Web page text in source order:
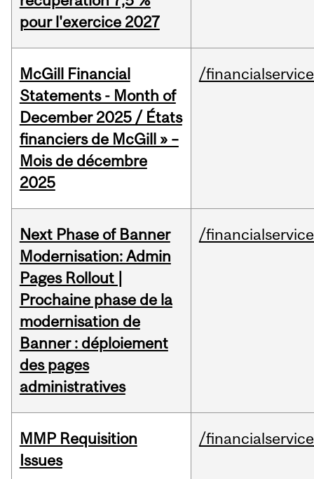
pour l'exercice 2027
McGill Financial
Statements - Month of
December 2025 / États
financiers de McGill » –
Mois de décembre
2025
/
Next Phase of Banner
Modernisation: Admin
Pages Rollout |
Prochaine phase de la
modernisation de
Banner : déploiement
des pages
administratives
/
MMP Requisition
Issues
/